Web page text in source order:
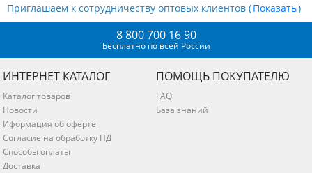
Приглашаем к сотрудничеству оптовых клиентов ( )
8 800 700 16 90
Бесплатно по всей России
ИНТЕРНЕТ КАТАЛОГ
Каталог товаров
Новости
Иформация об оферте
Согласие на обработку ПД
Способы оплаты
Доставка
ПОМОЩЬ ПОКУПАТЕЛЮ
FAQ
База знаний